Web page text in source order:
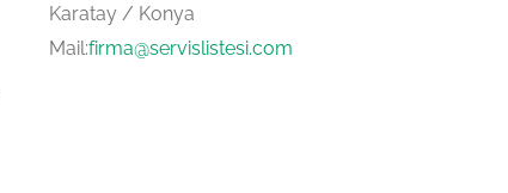
Karatay / Konya
Mail:firma@servislistesi.com